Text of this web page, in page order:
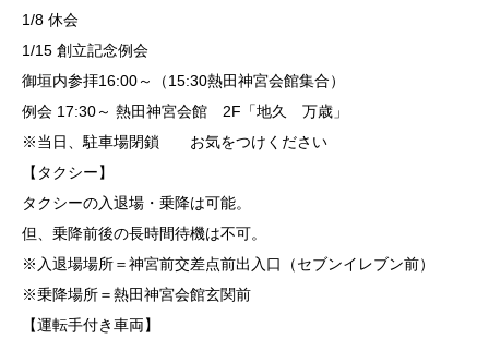
1/8 休会
1/15 創立記念例会
御垣内参拝16:00～（15:30熱田神宮会館集合）
例会 17:30～ 熱田神宮会館 2F「地久 万歳」
※当日、駐車場閉鎖 お気をつけください
【タクシー】
タクシーの入退場・乗降は可能。
但、乗降前後の長時間待機は不可。
※入退場場所＝神宮前交差点前出入口（セブンイレブン前）
※乗降場所＝熱田神宮会館玄関前
【運転手付き車両】